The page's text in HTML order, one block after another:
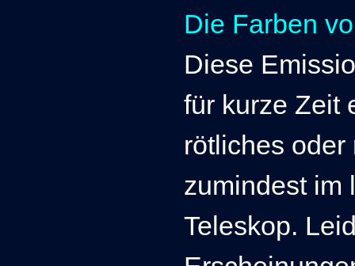
Die Farben
Diese
für kurze Zeit
rötliches oder
zumindest im
Teleskop.